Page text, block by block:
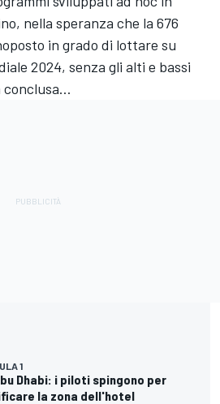
nella speranza che la 676
in grado di lottare su
2024, senza gli alti e bassi
conclusa…
1
Dhabi: i piloti spingono per
la zona dell'hotel